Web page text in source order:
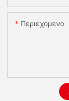
Περιεχόμενο